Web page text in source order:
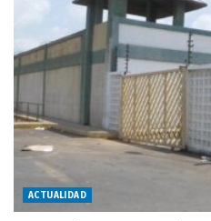
ACTUALIDAD